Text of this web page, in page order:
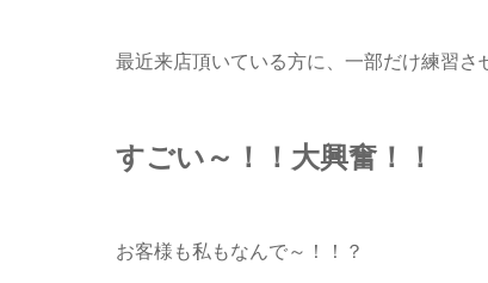
最近来店頂いている方に、一部だけ練習さ
すごい～！！大興奮！！
お客様も私もなんで～！！？